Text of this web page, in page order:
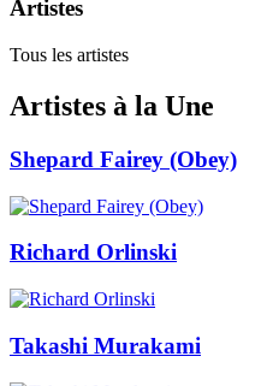
Artistes
Tous les artistes
Artistes à la Une
Shepard Fairey (Obey)
Richard Orlinski
Takashi Murakami